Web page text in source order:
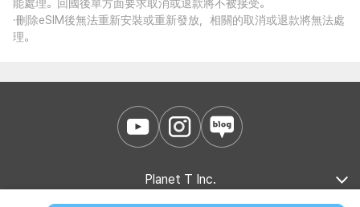
能處理。回國後單方面要求取消或退款將不被接受。
·刪除eSIM後無法重新安裝或重新發放，相關的取消或退款將無法處
理。
Planet T Inc.